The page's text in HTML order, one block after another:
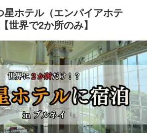
星ホテル（エンパイアホテ
世界で2か所のみ】